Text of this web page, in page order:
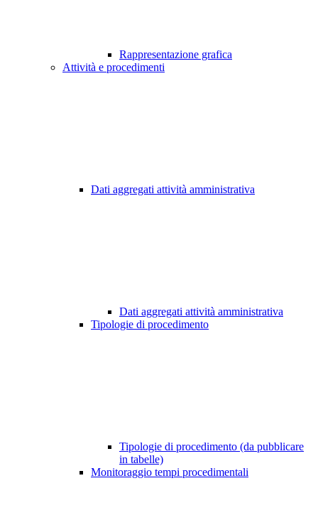
Rappresentazione grafica
Attività e procedimenti
Dati aggregati attività amministrativa
Dati aggregati attività amministrativa
Tipologie di procedimento
Tipologie di procedimento (da pubblicare
in tabelle)
Monitoraggio tempi procedimentali